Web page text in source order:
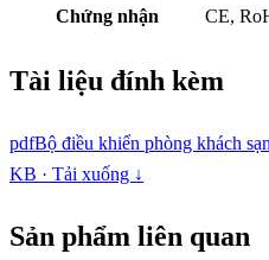
Chứng nhận
CE,
Tài liệu đính kèm
pdfBộ điều khiển phòng khách
KB · Tải xuống ↓
Sản phẩm liên quan